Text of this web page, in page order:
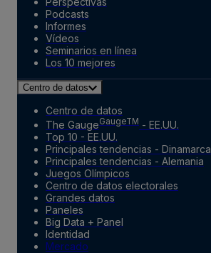
Podcasts
Informes
Vídeos
Seminarios en línea
Los 10 mejores
Centro de datos
Centro de datos
The GaugeGaugeTM - EE.UU.
Top 10 - EE.UU.
Principales tendencias - Dinamarca
Principales tendencias - Alemania
Juegos Olímpicos
Centro de datos electorales
Grandes datos
Paneles
Big Data + Panel
Identidad
Mercado